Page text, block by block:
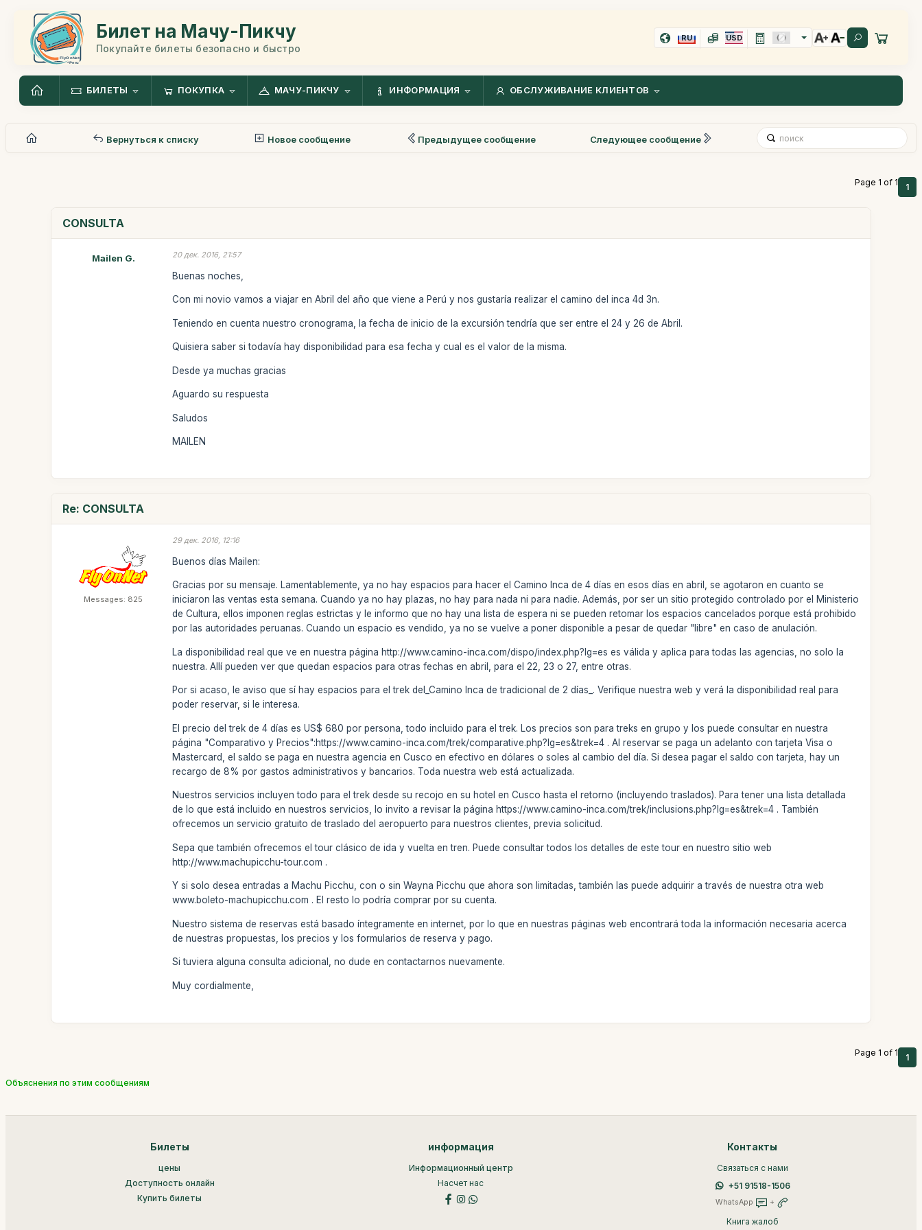
Билет на Мачу-Пикчу
Покупайте билеты безопасно и быстро
RU USD
БИЛЕТЫ ПОКУПКА МАЧУ-ПИКЧУ ИНФОРМАЦИЯ ОБСЛУЖИВАНИЕ КЛИЕНТОВ
Вернуться к списку Новое сообщение Предыдущее сообщение Следующее сообщение
Page 1 of 1 1
CONSULTA
Mailen G. 20 дек. 2016, 21:57
Buenas noches,
Con mi novio vamos a viajar en Abril del año que viene a Perú y nos gustaría realizar el camino del inca 4d 3n.
Teniendo en cuenta nuestro cronograma, la fecha de inicio de la excursión tendría que ser entre el 24 y 26 de Abril.
Quisiera saber si todavía hay disponibilidad para esa fecha y cual es el valor de la misma.
Desde ya muchas gracias
Aguardo su respuesta
Saludos
MAILEN
Re: CONSULTA
Messages: 825
29 дек. 2016, 12:16
Buenos días Mailen:
Gracias por su mensaje. Lamentablemente, ya no hay espacios para hacer el Camino Inca de 4 días en esos días en abril, se agotaron en cuanto se
iniciaron las ventas esta semana. Cuando ya no hay plazas, no hay para nada ni para nadie. Además, por ser un sitio protegido controlado por el Ministerio
de Cultura, ellos imponen reglas estrictas y le informo que no hay una lista de espera ni se pueden retomar los espacios cancelados porque está prohibido
por las autoridades peruanas. Cuando un espacio es vendido, ya no se vuelve a poner disponible a pesar de quedar "libre" en caso de anulación.
La disponibilidad real que ve en nuestra página http://www.camino-inca.com/dispo/index.php?lg=es es válida y aplica para todas las agencias, no solo la
nuestra. Allí pueden ver que quedan espacios para otras fechas en abril, para el 22, 23 o 27, entre otras.
Por si acaso, le aviso que sí hay espacios para el trek del_Camino Inca de tradicional de 2 días_. Verifique nuestra web y verá la disponibilidad real para
poder reservar, si le interesa.
El precio del trek de 4 días es US$ 680 por persona, todo incluido para el trek. Los precios son para treks en grupo y los puede consultar en nuestra
página "Comparativo y Precios":https://www.camino-inca.com/trek/comparative.php?lg=es&trek=4 . Al reservar se paga un adelanto con tarjeta Visa o
Mastercard, el saldo se paga en nuestra agencia en Cusco en efectivo en dólares o soles al cambio del día. Si desea pagar el saldo con tarjeta, hay un
recargo de 8% por gastos administrativos y bancarios. Toda nuestra web está actualizada.
Nuestros servicios incluyen todo para el trek desde su recojo en su hotel en Cusco hasta el retorno (incluyendo traslados). Para tener una lista detallada
de lo que está incluido en nuestros servicios, lo invito a revisar la página https://www.camino-inca.com/trek/inclusions.php?lg=es&trek=4 . También
ofrecemos un servicio gratuito de traslado del aeropuerto para nuestros clientes, previa solicitud.
Sepa que también ofrecemos el tour clásico de ida y vuelta en tren. Puede consultar todos los detalles de este tour en nuestro sitio web
http://www.machupicchu-tour.com .
Y si solo desea entradas a Machu Picchu, con o sin Wayna Picchu que ahora son limitadas, también las puede adquirir a través de nuestra otra web
www.boleto-machupicchu.com . El resto lo podría comprar por su cuenta.
Nuestro sistema de reservas está basado íntegramente en internet, por lo que en nuestras páginas web encontrará toda la información necesaria acerca
de nuestras propuestas, los precios y los formularios de reserva y pago.
Si tuviera alguna consulta adicional, no dude en contactarnos nuevamente.
Muy cordialmente,
Page 1 of 1 1
Объяснения по этим сообщениям
Билеты
цены
Доступность онлайн
Купить билеты
информация
Информационный центр
Насчет нас
Контакты
Связаться с нами
+51 91518-1506
WhatsApp +
Книга жалоб